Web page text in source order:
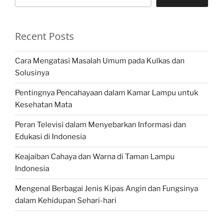
Recent Posts
Cara Mengatasi Masalah Umum pada Kulkas dan
Solusinya
Pentingnya Pencahayaan dalam Kamar Lampu untuk
Kesehatan Mata
Peran Televisi dalam Menyebarkan Informasi dan
Edukasi di Indonesia
Keajaiban Cahaya dan Warna di Taman Lampu
Indonesia
Mengenal Berbagai Jenis Kipas Angin dan Fungsinya
dalam Kehidupan Sehari-hari